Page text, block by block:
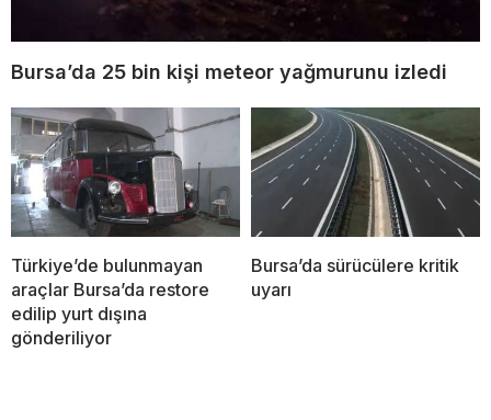
Bursa’da 25 bin kişi meteor yağmurunu izledi
Türkiye’de bulunmayan
araçlar Bursa’da restore
edilip yurt dışına
gönderiliyor
Bursa’da sürücülere kritik
uyarı